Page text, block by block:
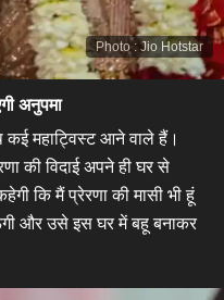
Photo : Jio Hotstar
अनुपमा
कई महाट्विस्ट आने वाले हैं।
की विदाई अपने ही घर से
कि मैं प्रेरणा की मासी भी हूं
और उसे इस घर में बहू बनाकर